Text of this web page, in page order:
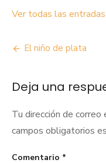
Ver todas las
Navegación
entradas
El niño de plata
Deja una
Tu dirección de correo
campos obligatorios
Comentario *